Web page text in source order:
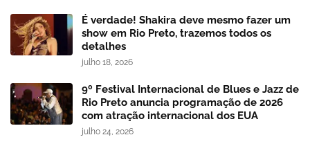
É verdade! Shakira deve mesmo fazer um
show em Rio Preto, trazemos todos os
detalhes
julho 18, 2026
9º Festival Internacional de Blues e Jazz de
Rio Preto anuncia programação de 2026
com atração internacional dos EUA
julho 24, 2026